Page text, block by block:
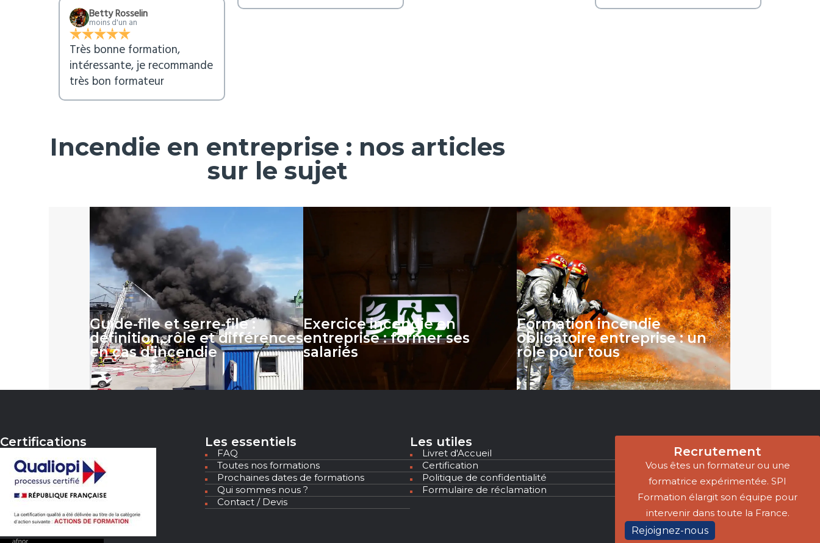
Betty Rosselin
moins d'un an
Très bonne formation,
intéressante, je recommande
très bon formateur
Incendie en entreprise : nos articles
sur le sujet
Guide-file et serre-file :
définition, rôle et différences
en cas d’incendie
Exercice incendie en
entreprise : former ses
salariés
Formation incendie
obligatoire entreprise : un
rôle pour tous
Certifications Les essentiels
FAQ
Toutes nos formations
Prochaines dates de formations
Qui sommes nous ?
Contact / Devis
Les utiles
Livret d'Accueil
Certification
Politique de confidentialité
Formulaire de réclamation
Recrutement
Vous êtes un formateur ou une
formatrice expérimentée. SPI
Formation élargit son équipe pour
intervenir dans toute la France.
Rejoignez-nous